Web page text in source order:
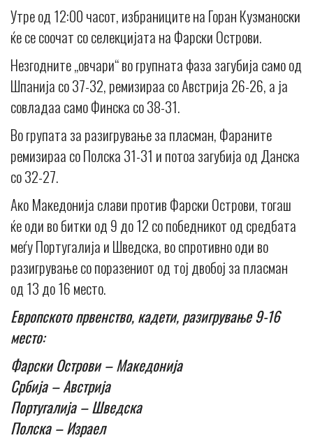
Утре од 12:00 часот, избраниците на Горан Кузманоски
ќе се соочат со селекцијата на Фарски Острови.
Незгодните „овчари“ во групната фаза загубија само од
Шпанија со 37-32, ремизираа со Австрија 26-26, а ја
совладаа само Финска со 38-31.
Во групата за разигрување за пласман, Фараните
ремизираа со Полска 31-31 и потоа загубија од Данска
со 32-27.
Ако Македонија слави против Фарски Острови, тогаш
ќе оди во битки од 9 до 12 со победникот од средбата
меѓу Португалија и Шведска, во спротивно оди во
разигрување со поразениот од тој двобој за пласман
од 13 до 16 место.
Европското првенство, кадети, разигрување 9-16
место:
Фарски Острови – Македонија
Србија – Австрија
Португалија – Шведска
Полска – Израел